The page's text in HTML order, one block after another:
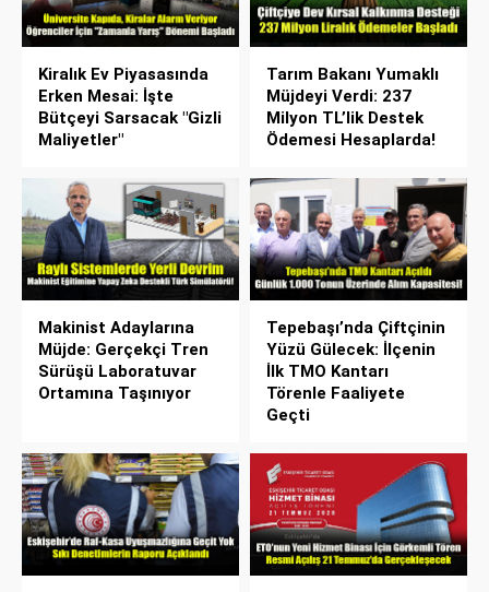
Kiralık Ev Piyasasında
Erken Mesai: İşte
Bütçeyi Sarsacak "Gizli
Maliyetler"
Tarım Bakanı Yumaklı
Müjdeyi Verdi: 237
Milyon TL’lik Destek
Ödemesi Hesaplarda!
Makinist Adaylarına
Müjde: Gerçekçi Tren
Sürüşü Laboratuvar
Ortamına Taşınıyor
Tepebaşı’nda Çiftçinin
Yüzü Gülecek: İlçenin
İlk TMO Kantarı
Törenle Faaliyete
Geçti